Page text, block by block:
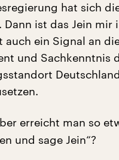
hat sich
Dann ist das Jein mir
auch ein Signal an
und Sachkenntnis
erreicht man so
und sage Jein“?